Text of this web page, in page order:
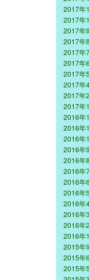
2017年
2017年
2017年
2017年
2017年
2017年
2017年
2017年
2017年
2017年
2016年
2016年
2016年
2016年
2016年
2016年
2016年
2016年
2016年
2016年
2016年
2016年
2015年
2015年
2015年